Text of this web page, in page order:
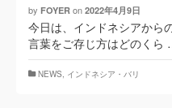
by FOYER on 2022年4月9日
今日は、インドネシアから
言葉をご存じ方はどのくら
NEWS, インドネシア・バリ